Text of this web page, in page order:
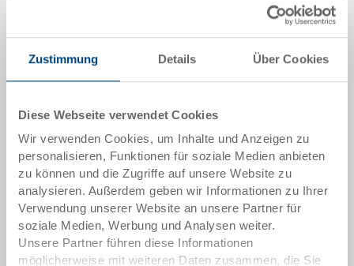
Zustimmung Details Über Cookies
Diese Webseite verwendet Cookies
Wir verwenden Cookies, um Inhalte und Anzeigen zu
personalisieren, Funktionen für soziale Medien anbieten
zu können und die Zugriffe auf unsere Website zu
analysieren. Außerdem geben wir Informationen zu Ihrer
Verwendung unserer Website an unsere Partner für
soziale Medien, Werbung und Analysen weiter.
Unsere Partner führen diese Informationen
möglicherweise mit weiteren Daten zusammen, die Sie
Mindestbestellmenge: 250 Stück
Mengenstaffel Preis
ab 250 Stück CHF 17.35
Mengenstaffeln entsprechen Verpackungseinheiten.
Artikeldaten
Bestellnummer
3-205Z-4.7000.0101